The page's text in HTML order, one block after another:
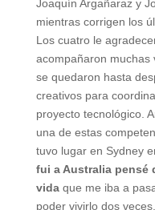
Joaquín Argañaraz y
mientras corrigen los
Los cuatro le
acompañaron muchas
se quedaron hasta
creativos para
proyecto tecnológico.
una de estas
tuvo lugar en Sydney
fui a Australia pensé
vidaque me iba a
poder vivirlo dos